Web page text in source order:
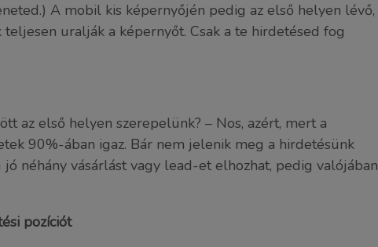
A mobil kis képernyőjén pedig az első helyen lévő,
uralják a képernyőt. Csak a te hirdetésed fog
az első helyen szerepelünk? – Nos, azért, mert a
90%-ában igaz. Bár nem jelenik meg a hirdetésünk
néhány vásárlást vagy lead-et elhozhat, pedig valójában
pozíciót